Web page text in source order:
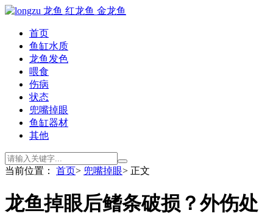
首页
鱼缸水质
龙鱼发色
喂食
伤病
状态
兜嘴掉眼
鱼缸器材
其他
当前位置： 首页> 兜嘴掉眼> 正文
龙鱼掉眼后鳍条破损？外伤处